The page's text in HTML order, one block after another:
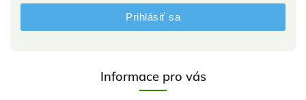
Informace pro vás
Prihlásiť sa